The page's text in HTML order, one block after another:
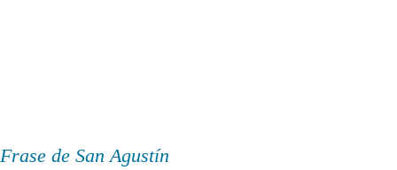
Frase de San Agustín